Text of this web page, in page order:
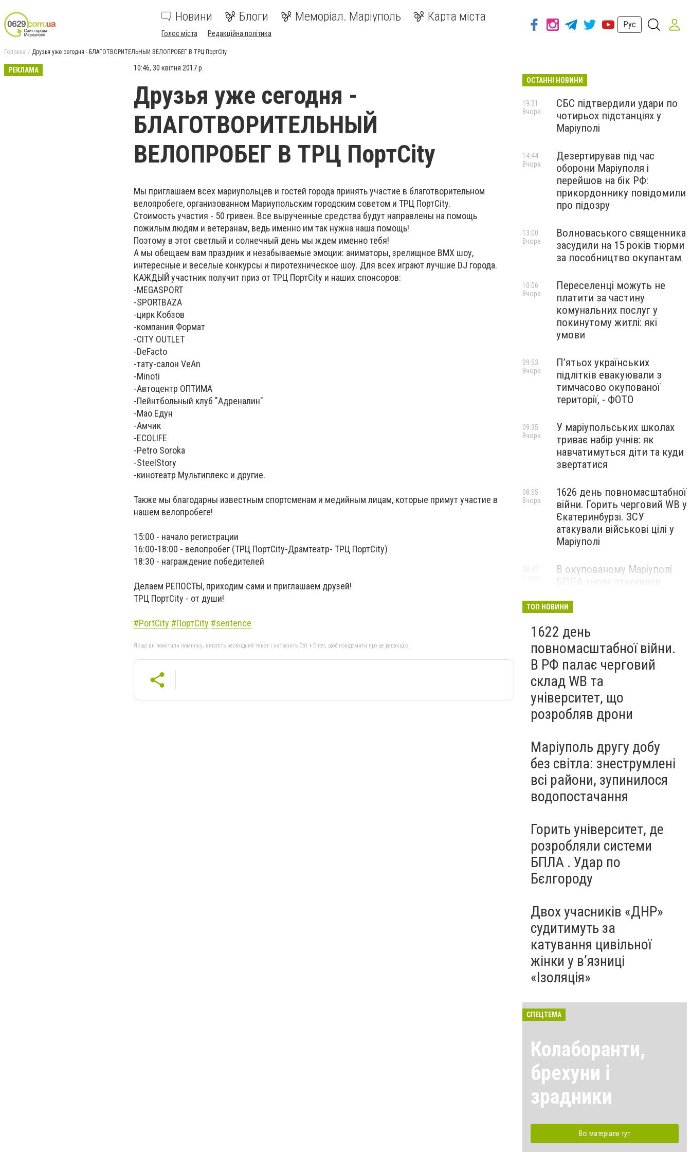
Новини Блоги Меморіал. Маріуполь Карта міста
Голос міста Редакційна політика
Рус
Головна Друзья уже сегодня - БЛАГОТВОРИТЕЛЬНЫЙ ВЕЛОПРОБЕГ В ТРЦ ПортCity
РЕКЛАМА 10:46, 30 квітня 2017 р.
Друзья уже сегодня -
БЛАГОТВОРИТЕЛЬНЫЙ
ВЕЛОПРОБЕГ В ТРЦ ПортCity
Мы приглашаем всех мариупольцев и гостей города принять участие в благотворительном
велопробеге, организованном Мариупольским городским советом и ТРЦ ПортCity.
Стоимость участия - 50 гривен. Все вырученные средства будут направлены на помощь
пожилым людям и ветеранам, ведь именно им так нужна наша помощь!
Поэтому в этот светлый и солнечный день мы ждем именно тебя!
А мы обещаем вам праздник и незабываемые эмоции: аниматоры, зрелищное BMX шоу,
интересные и веселые конкурсы и пиротехническое шоу. Для всех играют лучшие DJ города.
КАЖДЫЙ участник получит приз от ТРЦ ПортCity и наших спонсоров:
-MEGASPORT
-SPORTBAZA
-цирк Кобзов
-компания Формат
-CITY OUTLET
-DeFacto
-тату-салон VeAn
-Minoti
-Автоцентр ОПТИМА
-Пейнтбольный клуб "Адреналин"
-Мао Едун
-Амчик
-ECOLIFE
-Petro Soroka
-SteelStory
-кинотеатр Мультиплекс и другие.
Также мы благодарны известным спортсменам и медийным лицам, которые примут участие в
нашем велопробеге!
15:00 - начало регистрации
16:00-18:00 - велопробег (ТРЦ ПортCity-Драмтеатр- ТРЦ ПортCity)
18:30 - награждение победителей
Делаем РЕПОСТЫ, приходим сами и приглашаем друзей!
ТРЦ ПортCity - от души!
#PortCity #ПортCity #sentence
Якщо ви помітили помилку, виділіть необхідний текст і натисніть Ctrl + Enter, щоб повідомити про це редакцію
ОСТАННІ НОВИНИ
СБС підтвердили удари по
чотирьох підстанціях у
Маріуполі
19:31
Вчора
Дезертирував під час
оборони Маріуполя і
перейшов на бік РФ:
прикордоннику повідомили
про підозру
14:44
Вчора
Волноваського священника
засудили на 15 років тюрми
за пособництво окупантам
13:00
Вчора
Переселенці можуть не
платити за частину
комунальних послуг у
покинутому житлі: які
умови
10:06
Вчора
П’ятьох українських
підлітків евакуювали з
тимчасово окупованої
території, - ФОТО
09:53
Вчора
У маріупольських школах
триває набір учнів: як
навчатимуться діти та куди
звертатися
09:35
Вчора
1626 день повномасштабної
війни. Горить черговий WB у
Єкатеринбурзі. ЗСУ
атакували військові цілі у
Маріуполі
08:55
Вчора
В окупованому Маріуполі
БПЛА знову атакували
— ВІДЕО
ТОП НОВИНИ
1622 день
повномасштабної війни.
В РФ палає черговий
склад WB та
університет, що
розробляв дрони
Маріуполь другу добу
без світла: знеструмлені
всі райони, зупинилося
водопостачання
Горить університет, де
розробляли системи
БПЛА . Удар по
Бєлгороду
Двох учасників «ДНР»
судитимуть за
катування цивільної
жінки у в’язниці
«Ізоляція»
СПЕЦТЕМА
Колаборанти,
брехуни і
зрадники
Всі матеріали тут